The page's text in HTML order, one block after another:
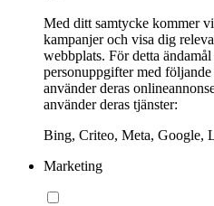
Med ditt samtycke kommer
kampanjer och visa dig
webbplats. För detta
personuppgifter med
använder deras
använder deras tjänster:
Bing, Criteo, Meta, Google,
Marketing